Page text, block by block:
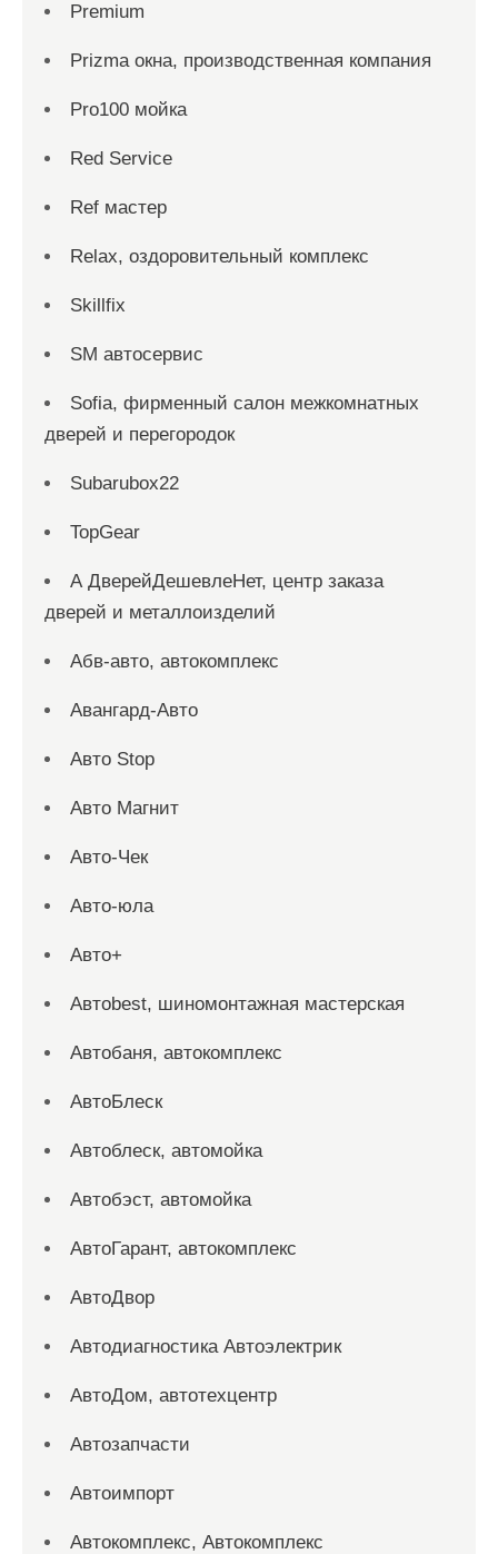
Premium
Prizma окна, производственная компания
Pro100 мойка
Red Service
Ref мастер
Relax, оздоровительный комплекс
Skillfix
SM автосервис
Sofia, фирменный салон межкомнатных
дверей и перегородок
Subarubox22
TopGear
А ДверейДешевлеНет, центр заказа
дверей и металлоизделий
Абв-авто, автокомплекс
Авангард-Авто
Авто Stop
Авто Магнит
Авто-Чек
Авто-юла
Авто+
Автоbest, шиномонтажная мастерская
Автобаня, автокомплекс
АвтоБлеск
Автоблеск, автомойка
Автобэст, автомойка
АвтоГарант, автокомплекс
АвтоДвор
Автодиагностика Автоэлектрик
АвтоДом, автотехцентр
Автозапчасти
Автоимпорт
Автокомплекс, Автокомплекс